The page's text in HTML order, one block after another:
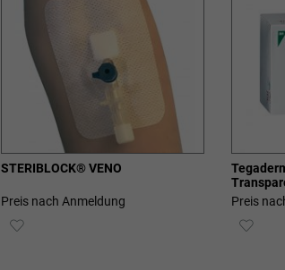
STERIBLOCK® VENO
Preis nach Anmeldung
ZUR
Preis